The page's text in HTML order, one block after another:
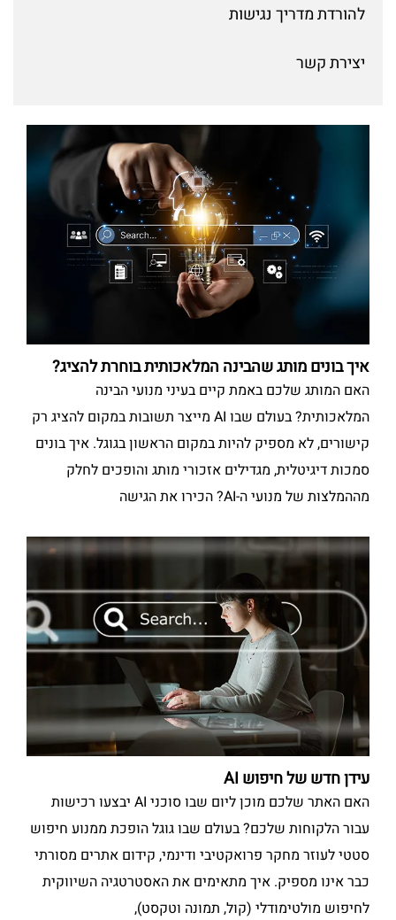
להורדת מדריך נגישות
יצירת קשר
איך בונים מותג שהבינה המלאכותית בוחרת להציג?
האם המותג שלכם באמת קיים בעיני מנועי הבינה
המלאכותית? בעולם שבו AI מייצר תשובות במקום להציג רק
קישורים, לא מספיק להיות במקום הראשון בגוגל. איך בונים
סמכות דיגיטלית, מגדילים אזכורי מותג והופכים לחלק
מההמלצות של מנועי ה-AI? הכירו את הגישה
עידן חדש של חיפוש AI
האם האתר שלכם מוכן ליום שבו סוכני AI יבצעו רכישות
עבור הלקוחות שלכם? בעולם שבו גוגל הופכת ממנוע חיפוש
סטטי לעוזר מחקר פרואקטיבי ודינמי, קידום אתרים מסורתי
כבר אינו מספיק. איך מתאימים את האסטרטגיה השיווקית
לחיפוש מולטימודלי (קול, תמונה וטקסט),